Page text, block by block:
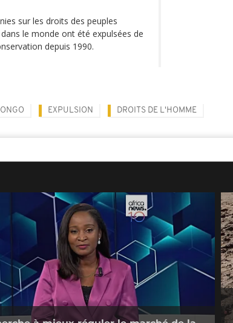
sur les droits des peuples
le monde ont été expulsées de
depuis 1990.
EXPULSION DROITS DE L'HOMME